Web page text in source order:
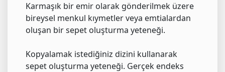
Karmaşık bir emir olarak gönderilmek üzere
bireysel menkul kıymetler veya emtialardan
oluşan bir sepet oluşturma yeteneği.
Kopyalamak istediğiniz dizini kullanarak
sepet oluşturma yeteneği. Gerçek endeks